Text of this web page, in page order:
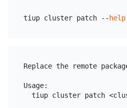
tiup cluster patch -- help
Replace the remote
Usage:
tiup cluster patch